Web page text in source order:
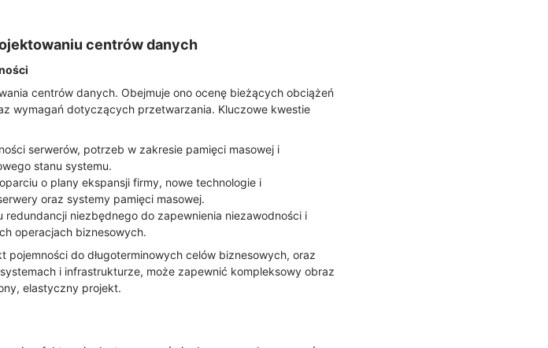
centrów danych
centrów danych. Obejmuje ono ocenę bieżących obciążeń
wymagań dotyczących przetwarzania. Kluczowe kwestie
serwerów, potrzeb w zakresie pamięci masowej i
stanu systemu.
o plany ekspansji firmy, nowe technologie i
oraz systemy pamięci masowej.
redundancji niezbędnego do zapewnienia niezawodności i
operacjach biznesowych.
do długoterminowych celów biznesowych, oraz
i infrastrukturze, może zapewnić kompleksowy obraz
elastyczny projekt.